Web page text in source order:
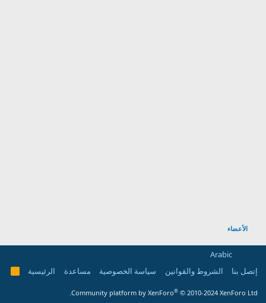
الأعضاء
Arabic
إتصل بنا
الشروط والقوانين سياسة الخصوصية مساعدة الرئيسية
R
Community platform by XenForo® © 2010-2024 XenForo Ltd.